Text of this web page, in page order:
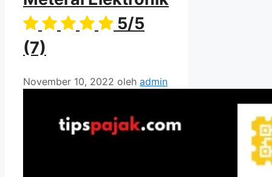
5/5
(7)
November 10, 2022 oleh admin